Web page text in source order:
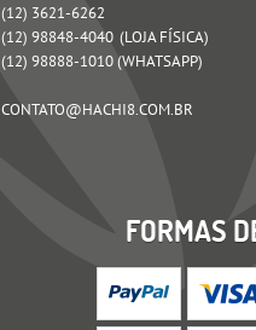
(12) 3621-6262
(12) 98848-4040
(12) 98888-1010(WHATSAPP)
CONTATO@HACHI8.COM.BR
FORMAS